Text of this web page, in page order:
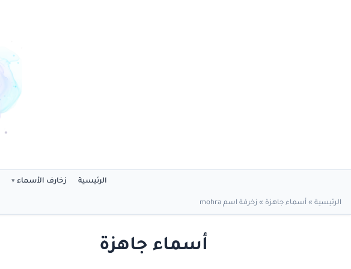
الرئيسية زخارف الأسماء
الرئيسية » أسماء جاهزة » زخرفة اسم mohra
أسماء جاهزة